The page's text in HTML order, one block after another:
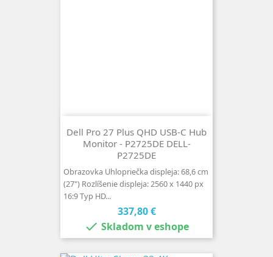
Dell Pro 27 Plus QHD USB-C Hub
Monitor - P2725DE DELL-
P2725DE
Obrazovka Uhlopriečka displeja: 68,6 cm
(27") Rozlíšenie displeja: 2560 x 1440 px
16:9 Typ HD...
Cena
337,80 €
 Skladom v eshope